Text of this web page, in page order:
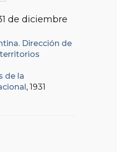
de diciembre
Dirección de
de la
, 1931